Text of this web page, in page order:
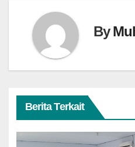
By
Berita Terkait